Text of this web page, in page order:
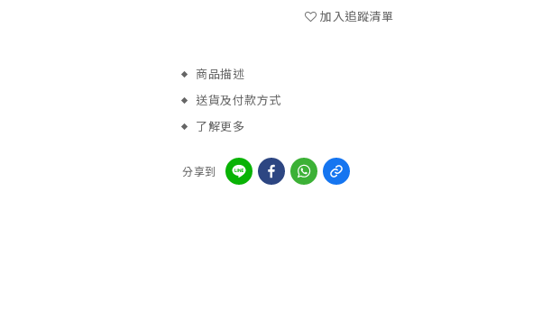
加入追蹤清單
商品描述
送貨及付款方式
了解更多
分享到